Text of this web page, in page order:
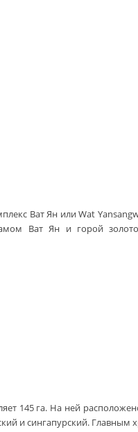
Ват Ян или Wat
Ват Ян и горой
145 га. На ней
и сингапурский. Главным